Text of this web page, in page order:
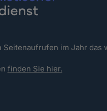
im Jahr
finden Sie hier.